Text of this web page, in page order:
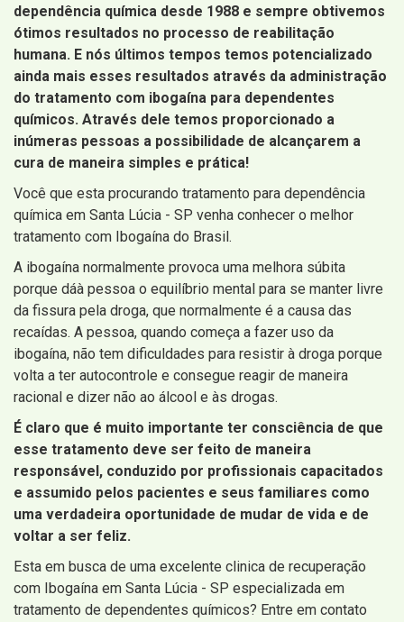
dependência química desde 1988 e sempre obtivemos
ótimos resultados no processo de reabilitação
humana. E nós últimos tempos temos potencializado
ainda mais esses resultados através da administração
do tratamento com ibogaína para dependentes
químicos. Através dele temos proporcionado a
inúmeras pessoas a possibilidade de alcançarem a
cura de maneira simples e prática!
Você que esta procurando tratamento para dependência
química em Santa Lúcia - SP venha conhecer o melhor
tratamento com Ibogaína do Brasil.
A ibogaína normalmente provoca uma melhora súbita
porque dáà pessoa o equilíbrio mental para se manter livre
da fissura pela droga, que normalmente é a causa das
recaídas. A pessoa, quando começa a fazer uso da
ibogaína, não tem dificuldades para resistir à droga porque
volta a ter autocontrole e consegue reagir de maneira
racional e dizer não ao álcool e às drogas.
É claro que é muito importante ter consciência de que
esse tratamento deve ser feito de maneira
responsável, conduzido por profissionais capacitados
e assumido pelos pacientes e seus familiares como
uma verdadeira oportunidade de mudar de vida e de
voltar a ser feliz.
Esta em busca de uma excelente clinica de recuperação
com Ibogaína em Santa Lúcia - SP especializada em
tratamento de dependentes químicos? Entre em contato